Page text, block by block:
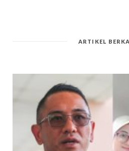
ARTIKEL